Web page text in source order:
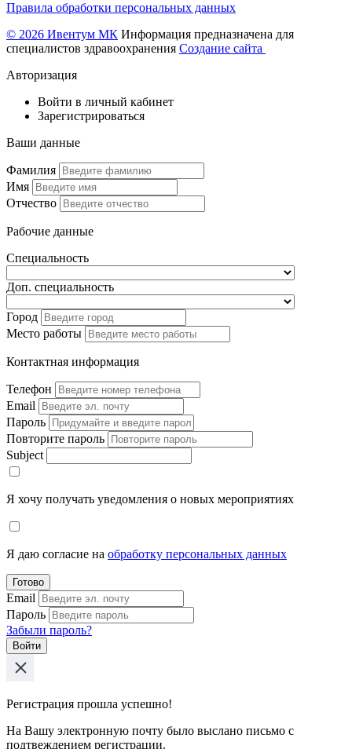
Правила обработки персональных данных
© 2026 Ивентум МК Информация предназначена для
специалистов здравоохранения Создание сайта
Авторизация
Войти в личный кабинет
Зарегистрироваться
Ваши данные
Фамилия
Имя
Отчество
Рабочие данные
Специальность
Доп. специальность
Город
Место работы
Контактная информация
Телефон
Email
Пароль
Повторите пароль
Subject
Я хочу получать уведомления о новых мероприятиях
Я даю согласие на обработку персональных данных
Готово
Email
Пароль
Забыли пароль?
Войти
Регистрация прошла успешно!
На Вашу электронную почту было выслано письмо с
подтвеждением регистрации.